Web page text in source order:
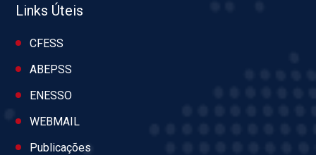
Links Úteis
CFESS
ABEPSS
ENESSO
WEBMAIL
Publicações